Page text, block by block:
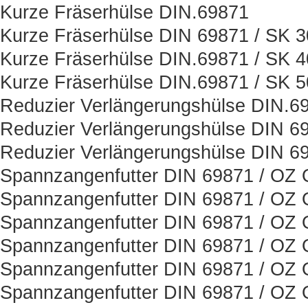
Kurze Fräserhülse DIN.69871
Kurze Fräserhülse DIN 69871 / SK
Kurze Fräserhülse DIN.69871 / SK
Kurze Fräserhülse DIN.69871 / SK
Reduzier Verlängerungshülse
Reduzier Verlängerungshülse DIN
Reduzier Verlängerungshülse DIN
Spannzangenfutter DIN 69871 / OZ
Spannzangenfutter DIN 69871 / OZ
Spannzangenfutter DIN 69871 / OZ
Spannzangenfutter DIN 69871 / OZ
Spannzangenfutter DIN 69871 / OZ
Spannzangenfutter DIN 69871 / OZ